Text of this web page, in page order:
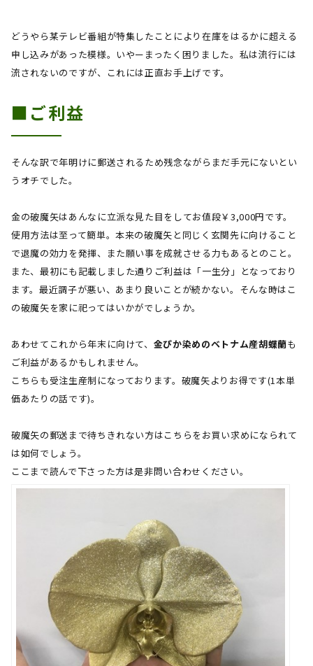
どうやら某テレビ番組が特集したことにより在庫をはるかに超える
申し込みがあった模様。いやーまったく困りました。私は流行には
流されないのですが、これには正直お手上げです。
■ご利益
そんな訳で年明けに郵送されるため残念ながらまだ手元にないとい
うオチでした。
金の破魔矢はあんなに立派な見た目をしてお値段￥ 3,000円です。
使用方法は至って簡単。本来の破魔矢と同じく玄関先に向けること
で退魔の効力を発揮、また願い事を成就させる力もあるとのこと。
また、最初にも記載しました通りご利益は「一生分」となっており
ます。最近調子が悪い、あまり良いことが続かない。そんな時はこ
の破魔矢を家に祀ってはいかがでしょうか。
あわせてこれから年末に向けて、 金ぴか染めのベトナム産胡蝶蘭も
ご利益があるかもしれません。
こちらも受注生産制になっております。破魔矢よりお得です(1本単
価あたりの話です)。
破魔矢の郵送まで待ちきれない方はこちらをお買い求めになられて
は如何でしょう。
ここまで読んで下さった方は是非問い合わせください。